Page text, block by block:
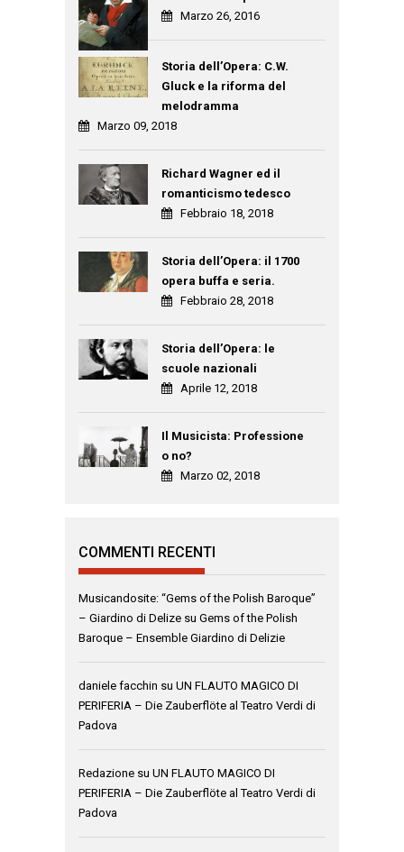
Marzo 26, 2016
Storia dell’Opera: C.W.
Gluck e la riforma del
melodramma
Marzo 09, 2018
Richard Wagner ed il
romanticismo tedesco
Febbraio 18, 2018
Storia dell’Opera: il 1700
opera buffa e seria.
Febbraio 28, 2018
Storia dell’Opera: le
scuole nazionali
Aprile 12, 2018
Il Musicista: Professione
o no?
Marzo 02, 2018
COMMENTI RECENTI
Musicandosite: “Gems of the Polish Baroque”
– Giardino di Delize su Gems of the Polish
Baroque – Ensemble Giardino di Delizie
daniele facchin su UN FLAUTO MAGICO DI
PERIFERIA – Die Zauberflöte al Teatro Verdi di
Padova
Redazione su UN FLAUTO MAGICO DI
PERIFERIA – Die Zauberflöte al Teatro Verdi di
Padova